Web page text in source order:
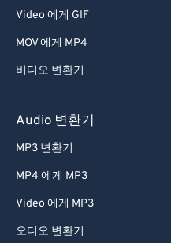
Video 에게 GIF
MOV 에게 MP4
비디오 변환기
Audio 변환기
MP3 변환기
MP4 에게 MP3
Video 에게 MP3
오디오 변환기